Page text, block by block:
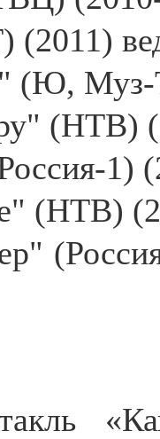
(2011)
(Ю, Муз-
(НТВ)
1)
(НТВ)